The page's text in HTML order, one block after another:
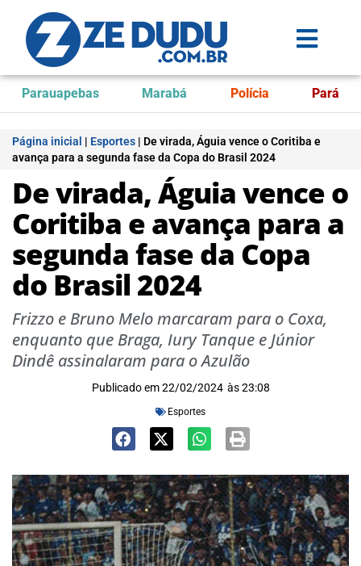
Parauapebas Marabá Polícia Pará
Página inicial | Esportes | De virada, Águia vence o Coritiba e
avança para a segunda fase da Copa do Brasil 2024
De virada, Águia vence o
Coritiba e avança para a
segunda fase da Copa
do Brasil 2024
Frizzo e Bruno Melo marcaram para o Coxa,
enquanto que Braga, Iury Tanque e Júnior
Dindê assinalaram para o Azulão
Publicado em 22/02/2024 às 23:08
Esportes